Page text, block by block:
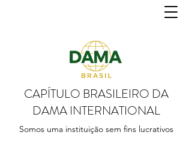
CAPÍTULO BRASILEIRO DA
DAMA INTERNATIONAL
Somos uma instituição sem fins lucrativos